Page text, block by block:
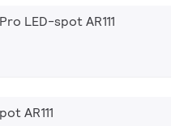
LED-spot AR111
AR111